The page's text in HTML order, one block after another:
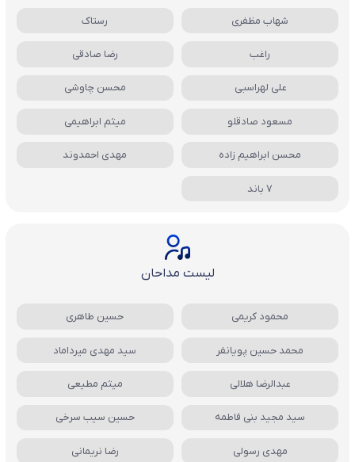
شهاب مظفری رستاک
راغب رضا صادقی
علی لهراسبی محسن چاوشی
مسعود صادقلو میثم ابراهیمی
محسن ابراهیم زاده مهدی احمدوند
7 باند
لیست مداحان
محمود کریمی حسین طاهری
محمد حسین پویانفر سید مهدی میرداماد
عبدالرضا هلالی میثم مطیعی
سید مجید بنی فاطمه حسین سیب سرخی
مهدی رسولی رضا نریمانی